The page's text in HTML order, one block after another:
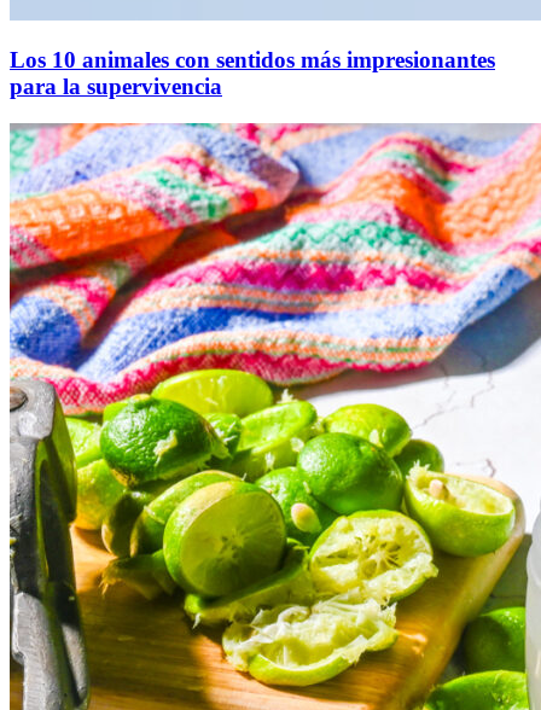
Los 10 animales con sentidos más impresionantes
para la supervivencia